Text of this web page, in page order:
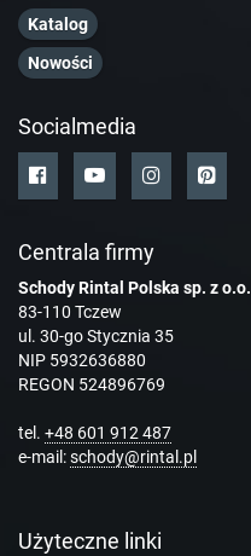
Katalog
Nowości
Socialmedia
Centrala firmy
Schody Rintal Polska sp. z o.o.
83-110 Tczew
ul. 30-go Stycznia 35
NIP 5932636880
REGON 524896769
tel. +48 601 912 487
e-mail:schody@rintal.pl
Użyteczne linki